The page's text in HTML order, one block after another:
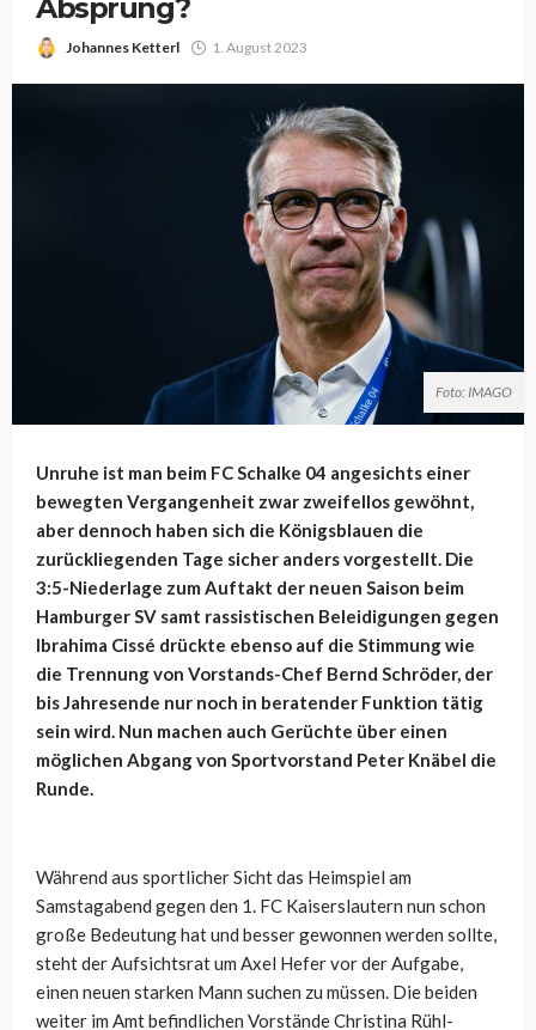
Absprung?
Johannes Ketterl 1. August 2023
Foto: IMAGO
Unruhe ist man beim FC Schalke 04 angesichts einer
bewegten Vergangenheit zwar zweifellos gewöhnt,
aber dennoch haben sich die Königsblauen die
zurückliegenden Tage sicher anders vorgestellt. Die
3:5-Niederlage zum Auftakt der neuen Saison beim
Hamburger SV samt rassistischen Beleidigungen gegen
Ibrahima Cissé drückte ebenso auf die Stimmung wie
die Trennung von Vorstands-Chef Bernd Schröder, der
bis Jahresende nur noch in beratender Funktion tätig
sein wird. Nun machen auch Gerüchte über einen
möglichen Abgang von Sportvorstand Peter Knäbel die
Runde.
Während aus sportlicher Sicht das Heimspiel am
Samstagabend gegen den 1. FC Kaiserslautern nun schon
große Bedeutung hat und besser gewonnen werden sollte,
steht der Aufsichtsrat um Axel Hefer vor der Aufgabe,
einen neuen starken Mann suchen zu müssen. Die beiden
weiter im Amt befindlichen VorständeChristina Rühl-